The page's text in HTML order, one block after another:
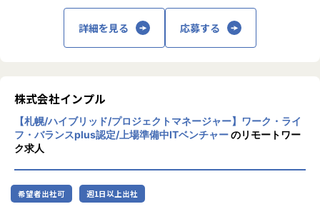
エンジニア人口との需給ギャップは深刻化しております。ま
たエンジニアの力も最大限活用されているかと言われれば、
そうと言える組織や開発環境はまだ少ないのではないでしょ
長中で事業を更に拡大していくフェーズです。「エンジニア
の市場価値を上げるサービスになる」、「スキル偏差値のア
ルゴリズムをもっと進化させてほしい」といった期待の声を
たくさん頂戴してきました。
その声を反映させ、エンジニアと組織のマッチングの機会を
更に増やし、サービスを加速させていきたいと考えていま
す。
詳細を見る 応募する
株式会社インプル
【札幌/ハイブリッド/プロジェクトマネージャー】ワーク・ライ
フ・バランスplus認定/上場準備中ITベンチャーのリモートワー
ク求人
希望者出社可 週1日以上出社